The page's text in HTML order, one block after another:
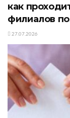
как
филиалов
27.07.2026